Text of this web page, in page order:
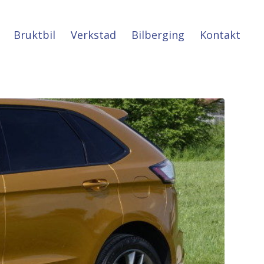
Bruktbil Verkstad Bilberging Kontakt